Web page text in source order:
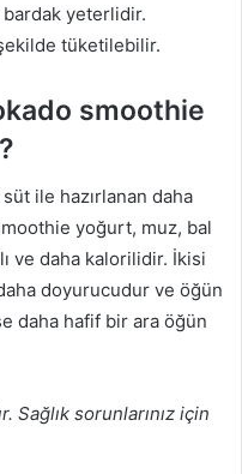
bardak yeterlidir.
tüketilebilir.
smoothie
ile hazırlanan daha
yoğurt, muz, bal
ve daha kalorilidir. İkisi
doyurucudur ve öğün
daha hafif bir ara öğün
Sağlık sorunlarınız için